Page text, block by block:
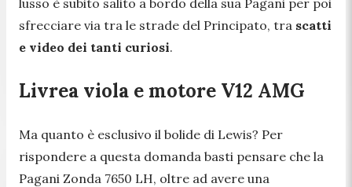
lusso è subito salito a bordo della sua Pagani per poi
sfrecciare via tra le strade del Principato, tra scatti
e video dei tanti curiosi.
Livrea viola e motore V12 AMG
Ma quanto è esclusivo il bolide di Lewis? Per
rispondere a questa domanda basti pensare che la
Pagani Zonda 7650 LH, oltre ad avere una